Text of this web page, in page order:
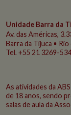
Unidade Barra da
Av. das Américas,
Barra da Tijuca •
Tel. +55 21 3269-
As atividades da
de 18 anos, sendo
salas de aula da